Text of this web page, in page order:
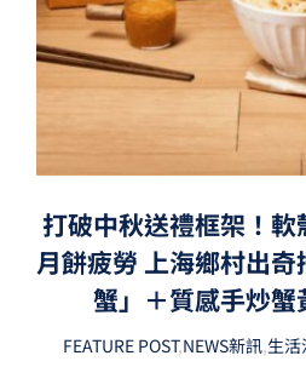
打破中秋送禮框架！
月餅疲勞 上海鄉村出
蟹」＋質感手炒
FEATURE POST,NEWS新訊,生活